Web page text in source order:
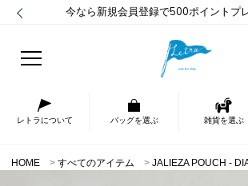
今なら新規会員登録で500ポイントプ
レトラについて バッグを選ぶ 雑貨を選ぶ
HOME すべてのアイテム JALIEZA POUCH -